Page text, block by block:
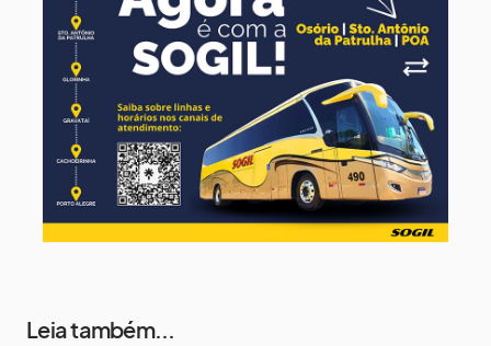
11 de agosto
Terça-Feira 15° 8°
12 de agosto
Quarta-Feira 15° 8°
Leia também...